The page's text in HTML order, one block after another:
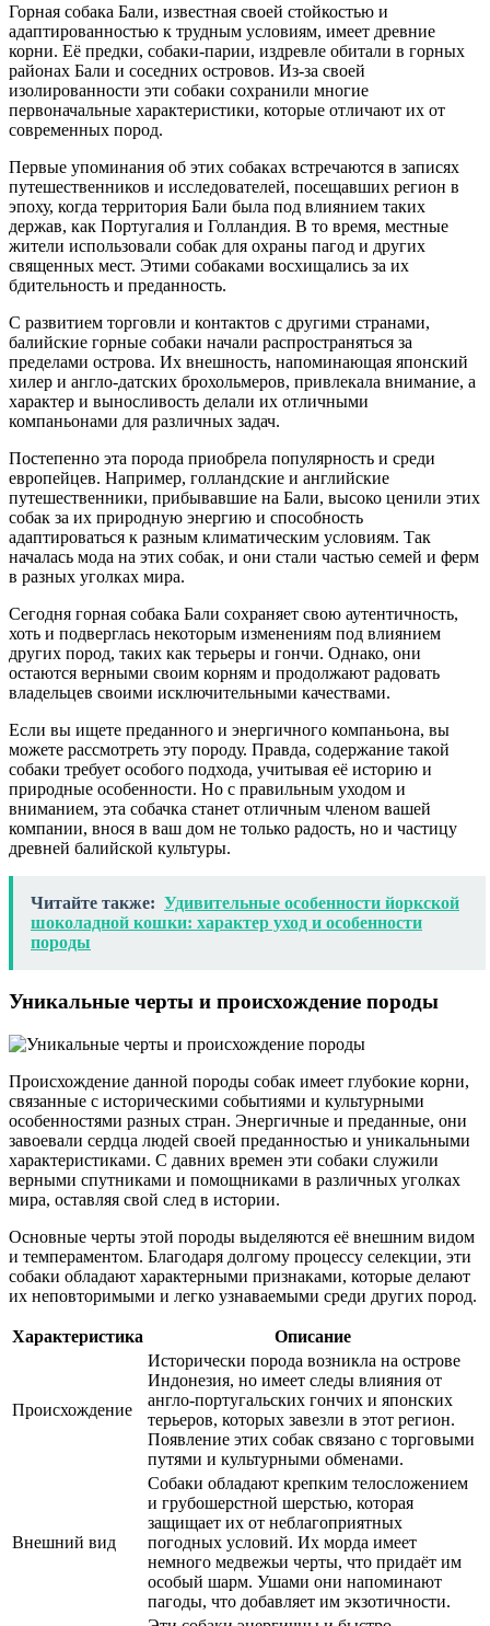
Горная собака Бали, известная своей стойкостью и
адаптированностью к трудным условиям, имеет древние
корни. Её предки, собаки-парии, издревле обитали в горных
районах Бали и соседних островов. Из-за своей
изолированности эти собаки сохранили многие
первоначальные характеристики, которые отличают их от
современных пород.
Первые упоминания об этих собаках встречаются в записях
путешественников и исследователей, посещавших регион в
эпоху, когда территория Бали была под влиянием таких
держав, как Португалия и Голландия. В то время, местные
жители использовали собак для охраны пагод и других
священных мест. Этими собаками восхищались за их
бдительность и преданность.
С развитием торговли и контактов с другими странами,
балийские горные собаки начали распространяться за
пределами острова. Их внешность, напоминающая японский
хилер и англо-датских брохольмеров, привлекала внимание, а
характер и выносливость делали их отличными
компаньонами для различных задач.
Постепенно эта порода приобрела популярность и среди
европейцев. Например, голландские и английские
путешественники, прибывавшие на Бали, высоко ценили этих
собак за их природную энергию и способность
адаптироваться к разным климатическим условиям. Так
началась мода на этих собак, и они стали частью семей и ферм
в разных уголках мира.
Сегодня горная собака Бали сохраняет свою аутентичность,
хоть и подверглась некоторым изменениям под влиянием
других пород, таких как терьеры и гончи. Однако, они
остаются верными своим корням и продолжают радовать
владельцев своими исключительными качествами.
Если вы ищете преданного и энергичного компаньона, вы
можете рассмотреть эту породу. Правда, содержание такой
собаки требует особого подхода, учитывая её историю и
природные особенности. Но с правильным уходом и
вниманием, эта собачка станет отличным членом вашей
компании, внося в ваш дом не только радость, но и частицу
древней балийской культуры.
Читайте также: Удивительные особенности йоркской
шоколадной кошки: характер уход и особенности
породы
Уникальные черты и происхождение породы
Происхождение данной породы собак имеет глубокие корни,
связанные с историческими событиями и культурными
особенностями разных стран. Энергичные и преданные, они
завоевали сердца людей своей преданностью и уникальными
характеристиками. С давних времен эти собаки служили
верными спутниками и помощниками в различных уголках
мира, оставляя свой след в истории.
Основные черты этой породы выделяются её внешним видом
и темпераментом. Благодаря долгому процессу селекции, эти
собаки обладают характерными признаками, которые делают
их неповторимыми и легко узнаваемыми среди других пород.
Характеристика Описание
Происхождение
Исторически порода возникла на острове
Индонезия, но имеет следы влияния от
англо-португальских гончих и японских
терьеров, которых завезли в этот регион.
Появление этих собак связано с торговыми
путями и культурными обменами.
Внешний вид
Собаки обладают крепким телосложением
и грубошерстной шерстью, которая
защищает их от неблагоприятных
погодных условий. Их морда имеет
немного медвежьи черты, что придаёт им
особый шарм. Ушами они напоминают
пагоды, что добавляет им экзотичности.